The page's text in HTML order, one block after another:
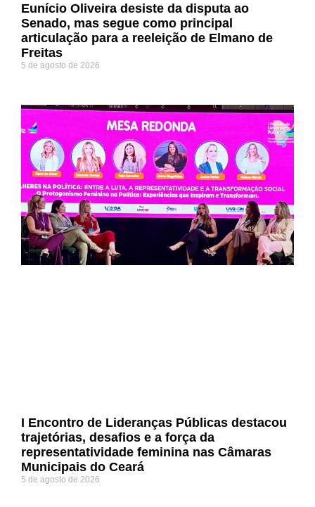
Eunício Oliveira desiste da disputa ao
Senado, mas segue como principal
articulação para a reeleição de Elmano de
Freitas
5 de agosto de 2026
I Encontro de Lideranças Públicas destacou
trajetórias, desafios e a força da
representatividade feminina nas Câmaras
Municipais do Ceará
5 de agosto de 2026